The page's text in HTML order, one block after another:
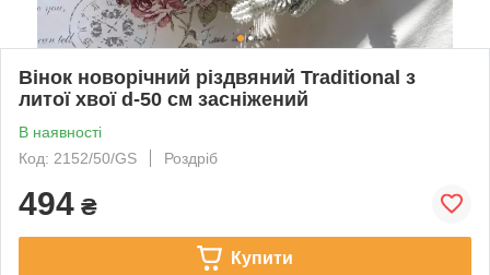
Вінок новорічний різдвяний Traditional з
литої хвої d-50 см засніжений
В наявності
Код: 2152/50/GS
Роздріб
494 ₴
Купити